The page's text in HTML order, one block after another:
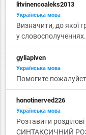
litvinencoaleks2013
Українська мова
Визначити, до якої
у
gyliapiven
Українська мова
Помогите
honotinerved226
Українська мова
Розтавити
СИНТАКСИЧНИЙ